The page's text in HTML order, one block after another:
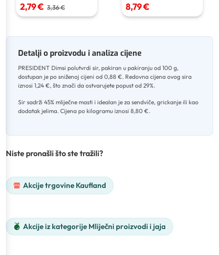
2,79 € 3,36 € 8,79 €
Detalji o proizvodu i analiza cijene
PRESIDENT Dimsi polutvrdi sir, pakiran u pakiranju od 100 g,
dostupan je po sniženoj cijeni od 0,88 €. Redovna cijena ovog sira
iznosi 1,24 €, što znači da ostvarujete popust od 29%.
Sir sadrži 45% mliječne masti i idealan je za sendviče, grickanje ili kao
dodatak jelima. Cijena po kilogramu iznosi 8,80 €.
Niste pronašli što ste tražili?
Akcije trgovine Kaufland
Akcije iz kategorije Mliječni proizvodi i jaja